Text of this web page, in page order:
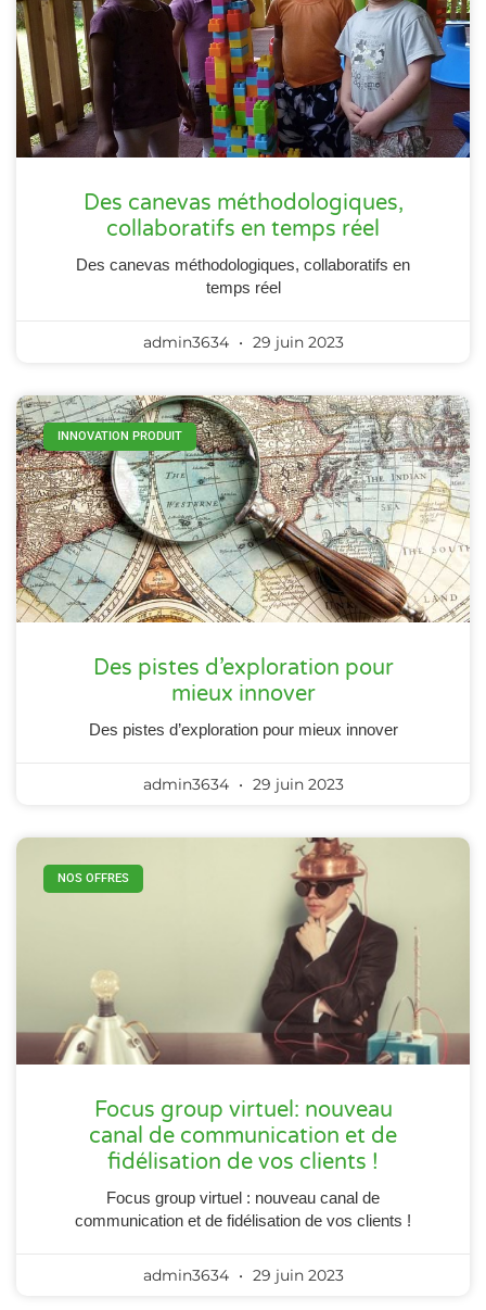
Des canevas méthodologiques,
collaboratifs en temps réel
Des canevas méthodologiques, collaboratifs en
temps réel
admin3634 29 juin 2023
INNOVATION PRODUIT
Des pistes d’exploration pour
mieux innover
Des pistes d’exploration pour mieux innover
admin3634 29 juin 2023
NOS OFFRES
Focus group virtuel: nouveau
canal de communication et de
fidélisation de vos clients !
Focus group virtuel : nouveau canal de
communication et de fidélisation de vos clients !
admin3634 29 juin 2023